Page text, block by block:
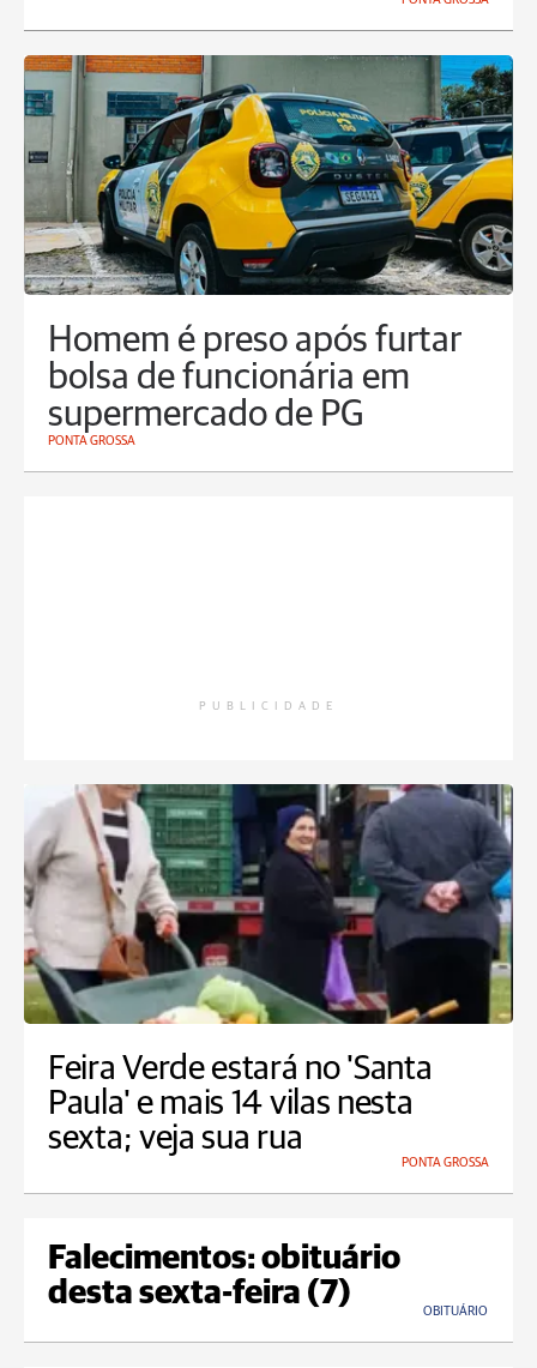
Homem é preso após furtar
bolsa de funcionária em
supermercado de PG
PONTA GROSSA
PUBLICIDADE
Feira Verde estará no 'Santa
Paula' e mais 14 vilas nesta
sexta; veja sua rua
PONTA GROSSA
Falecimentos: obituário
desta sexta-feira (7)
OBITUÁRIO